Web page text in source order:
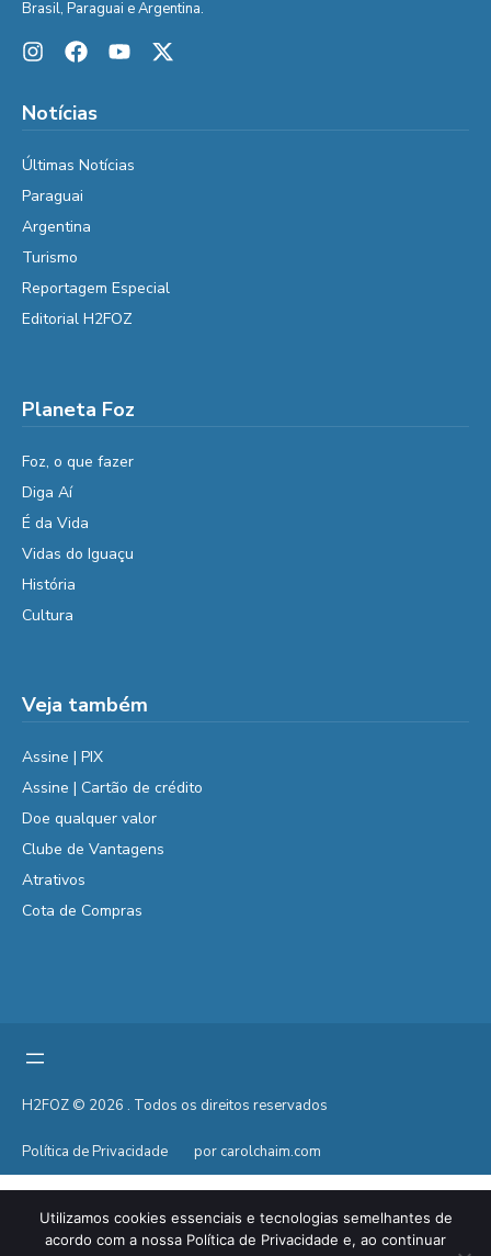
Brasil, Paraguai e Argentina.
Notícias
Últimas Notícias
Paraguai
Argentina
Turismo
Reportagem Especial
Editorial H2FOZ
Planeta Foz
Foz, o que fazer
Diga Aí
É da Vida
Vidas do Iguaçu
História
Cultura
Veja também
Assine | PIX
Assine | Cartão de crédito
Doe qualquer valor
Clube de Vantagens
Atrativos
Cota de Compras
H2FOZ © 2026 . Todos os direitos reservados
Política de Privacidade por carolchaim.com
Utilizamos cookies essenciais e tecnologias semelhantes de
acordo com a nossa Política de Privacidade e, ao continuar